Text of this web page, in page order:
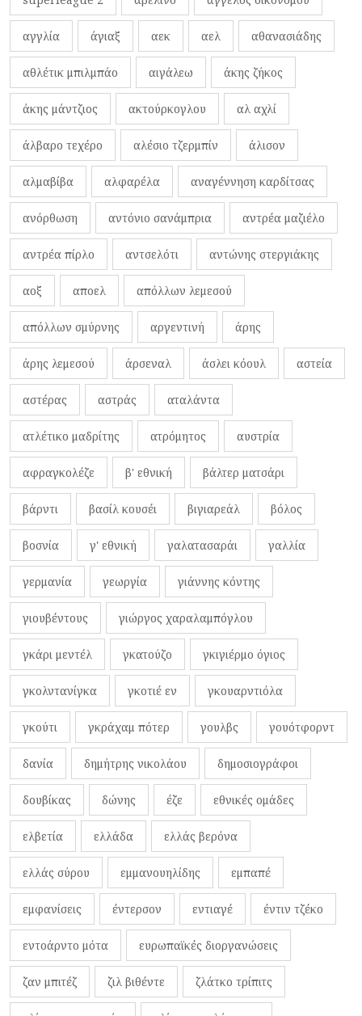
αγγλία άγιαξ αεκ αελ αθανασιάδης
αθλέτικ μπιλμπάο αιγάλεω άκης ζήκος
άκης μάντζιος ακτούρκογλου αλ αχλί
άλβαρο τεχέρο αλέσιο τζερμπίν άλισον
αλμαβίβα αλφαρέλα αναγέννηση καρδίτσας
ανόρθωση αντόνιο σανάμπρια αντρέα μαζιέλο
αντρέα πίρλο αντσελότι αντώνης στεργιάκης
αοξ αποελ απόλλων λεμεσού
απόλλων σμύρνης αργεντινή άρης
άρης λεμεσού άρσεναλ άσλει κόουλ αστεία
αστέρας αστράς αταλάντα
ατλέτικο μαδρίτης ατρόμητος αυστρία
αφραγκολέζε β' εθνική βάλτερ ματσάρι
βάρντι βασίλ κουσέι βιγιαρεάλ βόλος
βοσνία γ' εθνική γαλατασαράι γαλλία
γερμανία γεωργία γιάννης κόντης
γιουβέντους γιώργος χαραλαμπόγλου
γκάρι μεντέλ γκατούζο γκιγιέρμο όγιος
γκολντανίγκα γκοτιέ εν γκουαρντιόλα
γκούτι γκράχαμ πότερ γουλβς γουότφορντ
δανία δημήτρης νικολάου δημοσιογράφοι
δουβίκας δώνης έζε εθνικές ομάδες
ελβετία ελλάδα ελλάς βερόνα
ελλάς σύρου εμμανουηλίδης εμπαπέ
εμφανίσεις έντερσον εντιαγέ έντιν τζέκο
εντοάρντο μότα ευρωπαϊκές διοργανώσεις
ζαν μπιτέζ ζιλ βιθέντε ζλάτκο τρίπιτς